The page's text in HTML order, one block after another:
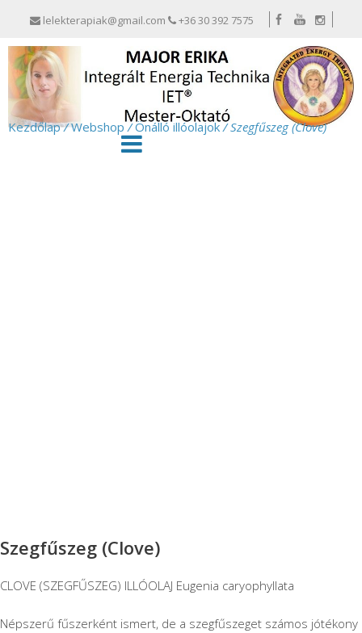
lelekterapiak@gmail.com +36 30 392 7575
Kezdőlap/Webshop/Önálló illóolajok/ Szegfűszeg (Clove)
Szegfűszeg (Clove)
CLOVE (SZEGFŰSZEG) ILLÓOLAJ Eugenia caryophyllata
Népszerű fűszerként ismert, de a szegfűszeget számos jótékony